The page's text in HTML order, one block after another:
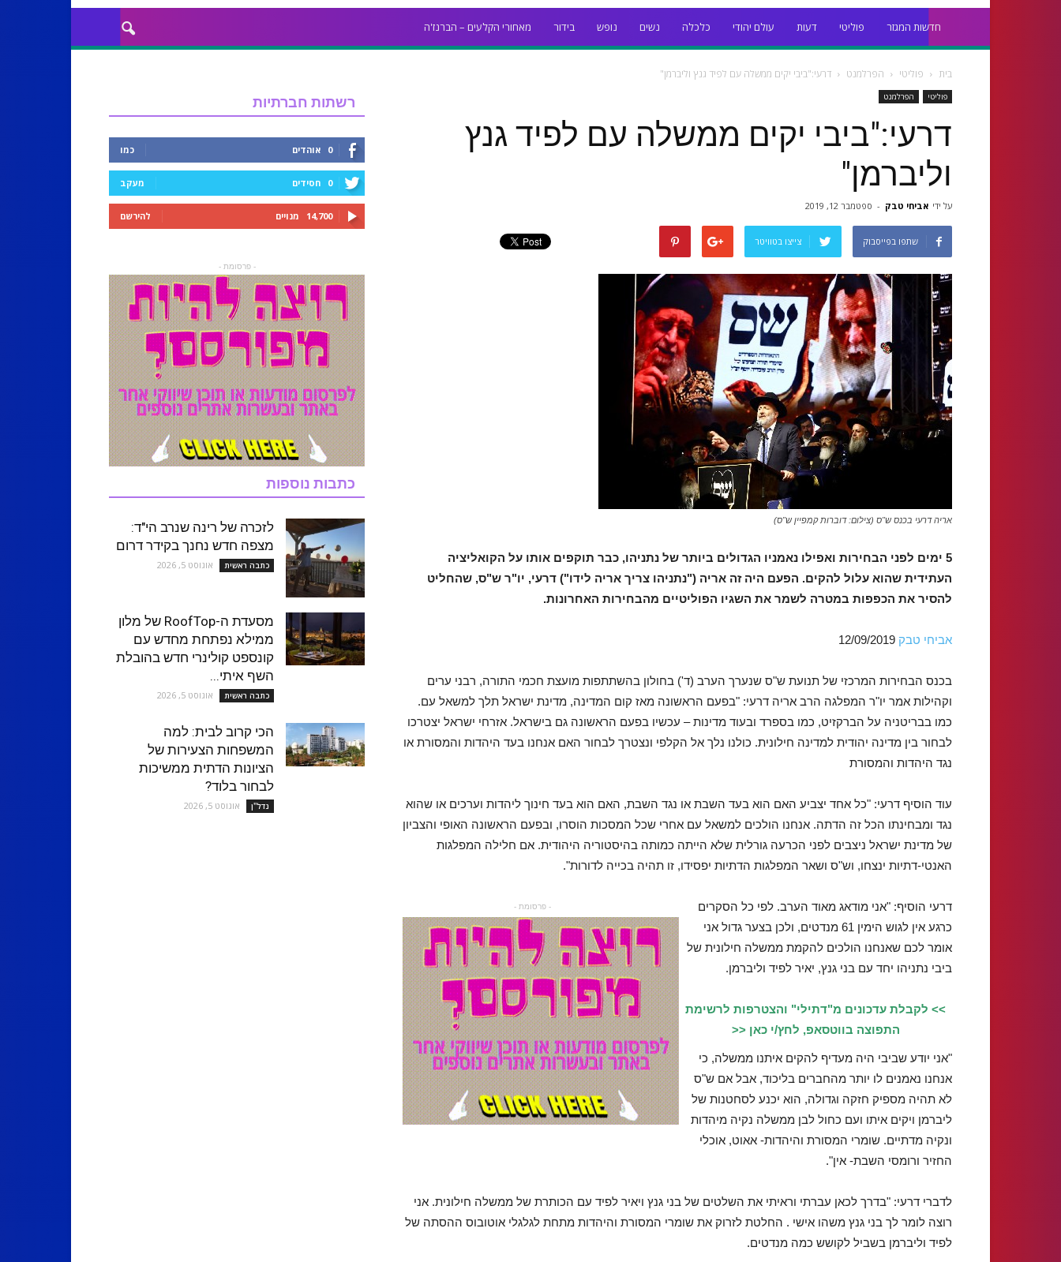
חדשות המגזר פוליטי דעות עולם יהודי כלכלה נשים נופש בידור מאחורי הקלעים – הברנז'ה
בית פוליטי הפרלמנט דרעי:"ביבי יקים ממשלה עם לפיד גנץ וליברמן"
פוליטי הפרלמנט
דרעי:"ביבי יקים ממשלה עם לפיד גנץ
וליברמן"
על ידי אביחי טבק - ספטמבר 12, 2019
שתפו בפייסבוק צייצו בטוויטר
אריה דרעי בכנס ש"ס (צילום: דוברות קמפיין ש"ס)
5 ימים לפני הבחירות ואפילו נאמניו הגדולים ביותר של נתניהו, כבר תוקפים אותו על הקואליציה
העתידית שהוא עלול להקים. הפעם היה זה אריה ("נתניהו צריך אריה לידו") דרעי, יו"ר ש"ס, שהחליט
להסיר את הכפפות במטרה לשמר את השגיו הפוליטיים מהבחירות האחרונות.
אביחי טבק
בכנס הבחירות המרכזי של תנועת ש"ס שנערך הערב (ד') בחולון בהשתתפות מועצת חכמי התורה, רבני ערים
וקהילות אמר יו"ר המפלגה הרב אריה דרעי: "בפעם הראשונה מאז קום המדינה, מדינת ישראל תלך למשאל עם.
כמו בבריטניה על הברקזיט, כמו בספרד ובעוד מדינות – עכשיו בפעם הראשונה גם בישראל. אזרחי ישראל יצטרכו
לבחור בין מדינה יהודית למדינה חילונית. כולנו נלך אל הקלפי ונצטרך לבחור האם אנחנו בעד היהדות והמסורת או
נגד היהדות והמסורת
עוד הוסיף דרעי: "כל אחד יצביע האם הוא בעד השבת או נגד השבת, האם הוא בעד חינוך ליהדות וערכים או שהוא
נגד ומבחינתו הכל זה הדתה. אנחנו הולכים למשאל עם אחרי שכל המסכות הוסרו, ובפעם הראשונה האופי והצביון
של מדינת ישראל ניצבים לפני הכרעה גורלית שלא הייתה כמותה בהיסטוריה היהודית. אם חלילה המפלגות
האנטי-דתיות ינצחו, וש"ס ושאר המפלגות הדתיות יפסידו, זו תהיה בכייה לדורות".
- פרסומת -
דרעי הוסיף: "אני מודאג מאוד הערב. לפי כל הסקרים
כרגע אין לגוש הימין 61 מנדטים, ולכן בצער גדול אני
אומר לכם שאנחנו הולכים להקמת ממשלה חילונית של
ביבי נתניהו יחד עם בני גנץ, יאיר לפיד וליברמן.
>> לקבלת עדכונים מ"דתילי" והצטרפות לרשימת
התפוצה בווטסאפ, לחץ/י כאן <<
"אני יודע שביבי היה מעדיף להקים איתנו ממשלה, כי
אנחנו נאמנים לו יותר מהחברים בליכוד, אבל אם ש"ס
לא תהיה מספיק חזקה וגדולה, הוא יכנע לסחטנות של
ליברמן ויקים איתו ועם כחול לבן ממשלה נקיה מיהדות
ונקיה מדתיים. שומרי המסורת והיהדות- אאוט, אוכלי
החזיר ורומסי השבת- אין".
לדברי דרעי: "בדרך לכאן עברתי וראיתי את השלטים של בני גנץ ויאיר לפיד עם הכותרת של ממשלה חילונית. אני
רוצה לומר לך בני גנץ משהו אישי . החלטת לזרוק את שומרי המסורת והיהדות מתחת לגלגלי אוטובוס ההסתה של
לפיד וליברמן בשביל לקושש כמה מנדטים.
רשתות חברתיות
0 אוהדים כמו
0 חסידים מעקב
14,700 מנויים להירשם
- פרסומת -
כתבות נוספות
לזכרה של רינה שנרב הי"ד:
מצפה חדש נחנך בקידר דרום
כתבה ראשית אוגוסט 5, 2026
מסעדת ה-RoofTop של מלון
ממילא נפתחת מחדש עם
קונספט קולינרי חדש בהובלת
השף איתי...
כתבה ראשית אוגוסט 5, 2026
הכי קרוב לבית: למה
המשפחות הצעירות של
הציונות הדתית ממשיכות
לבחור בלוד?
נדל''ן אוגוסט 5, 2026